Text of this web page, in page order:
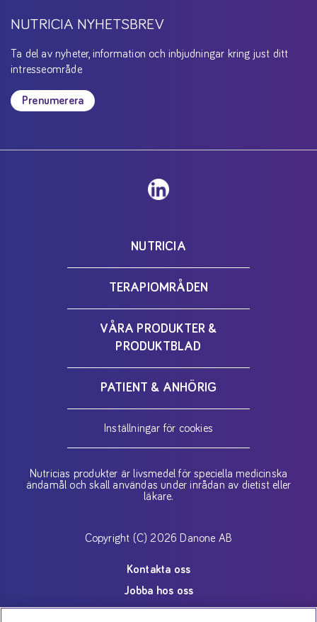
NUTRICIA NYHETSBREV
Ta del av nyheter, information och inbjudningar kring just ditt
intresseområde
Prenumerera
NUTRICIA
TERAPIOMRÅDEN
VÅRA PRODUKTER &
PRODUKTBLAD
PATIENT & ANHÖRIG
Inställningar för cookies
Nutricias produkter är livsmedel för speciella medicinska
ändamål och skall användas under inrådan av dietist eller
läkare.
Copyright (C) 2026 Danone AB
Kontakta oss
Jobba hos oss
Nyheter